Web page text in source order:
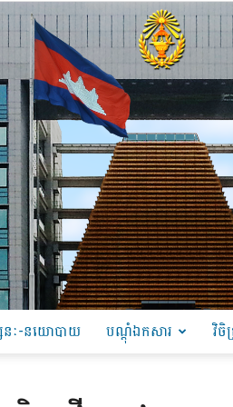
ៈ-នយោបាយ បណ្ដុំឯកសារ វិ